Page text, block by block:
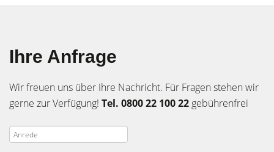
Ihre Anfrage
Wir freuen uns über Ihre Nachricht. Für Fragen stehen wir
gerne zur Verfügung! Tel. 0800 22 100 22 gebührenfrei